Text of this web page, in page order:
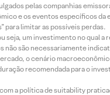
pelas companhias
e os eventos específicos
para limitar as possíveis perdas.
seja, um investimento no qual
são necessariamente
o cenário
recomendada para o
a política de suitability